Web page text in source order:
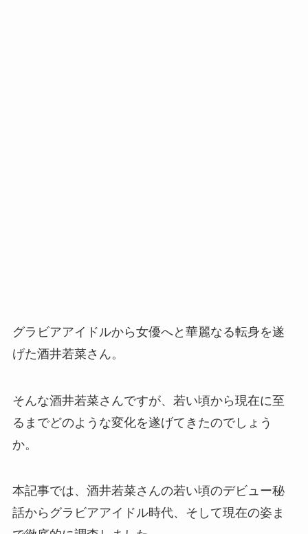
グラビアアイドルから女優へと華麗なる転身を遂
げた酒井若菜さん。
そんな酒井若菜さんですが、若い頃から現在に至
るまでどのような変化を遂げてきたのでしょう
か。
本記事では、酒井若菜さんの若い頃のデビュー秘
話からグラビアアイドル時代、そして現在の姿ま